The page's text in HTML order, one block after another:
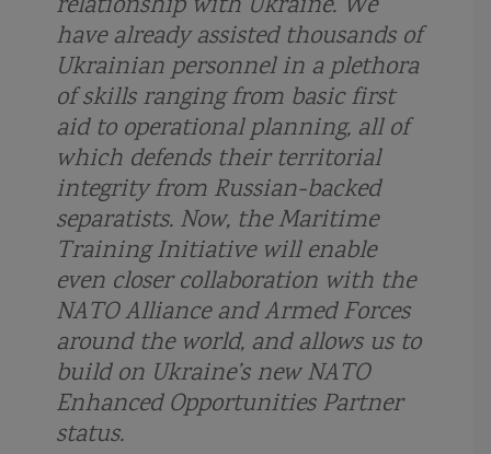
HMS Duncan hovercraft Huchuan Imparatul Traian
Impatiente Imperiul Otoman infanterie marina Romania
Ion Ghica Island class cutter istorie navala Jeanne D'Arc 2018
Jolly Roger jonca chinezeasca Kalibr La Fayette class
LCS Freedom LCS Independence Lebedele albe licitatii
licitatii Fortele Navale Romane licitatii nave politia de frontiera
logofatul Tautu LRASM lumina de catarg lumini de drum
luminile din bord luntre monoxila Lurssen Marasesti
have already assisted thousands of
Ukrainian personnel in a plethora
of skills ranging from basic first
aid to operational planning, all of
which defends their territorial
integrity from Russian-backed
separatists. Now, the Maritime
Training Initiative will enable
even closer collaboration with the
NATO Alliance and Armed Forces
around the world, and allows us to
build on Ukraine’s new NATO
Enhanced Opportunities Partner
status.